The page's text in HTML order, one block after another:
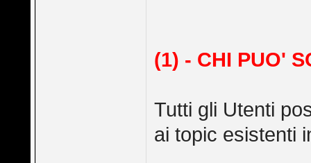
(1) - CHI PUO'
Tutti gli Utenti
ai topic esistenti